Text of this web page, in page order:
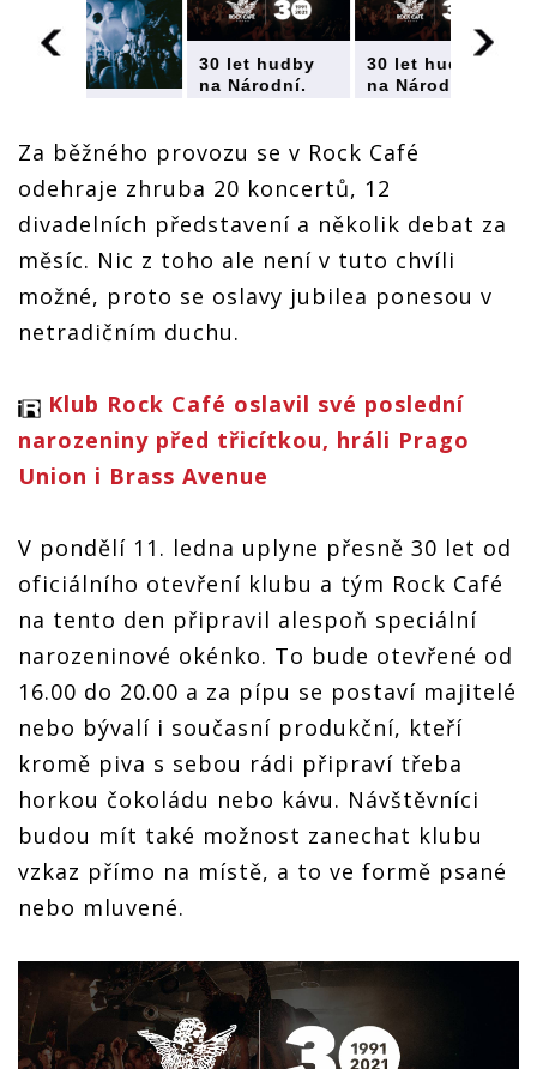
Pražské Rock
Café oslaví
jubileum
bídným
navzdory
30 let hudby
na Národní.
jubileum
okolnostem
navzdory
30 let hudby
na Národní.
jubileum
okolnostem
navzdory
Za běžného provozu se v Rock Café
odehraje zhruba 20 koncertů, 12
divadelních představení a několik debat za
měsíc. Nic z toho ale není v tuto chvíli
možné, proto se oslavy jubilea ponesou v
netradičním duchu.
Klub Rock Café oslavil své poslední
narozeniny před třicítkou, hráli Prago
Union i Brass Avenue
V pondělí 11. ledna uplyne přesně 30 let od
oficiálního otevření klubu a tým Rock Café
na tento den připravil alespoň speciální
narozeninové okénko. To bude otevřené od
16.00 do 20.00 a za pípu se postaví majitelé
nebo bývalí i současní produkční, kteří
kromě piva s sebou rádi připraví třeba
horkou čokoládu nebo kávu. Návštěvníci
budou mít také možnost zanechat klubu
vzkaz přímo na místě, a to ve formě psané
nebo mluvené.